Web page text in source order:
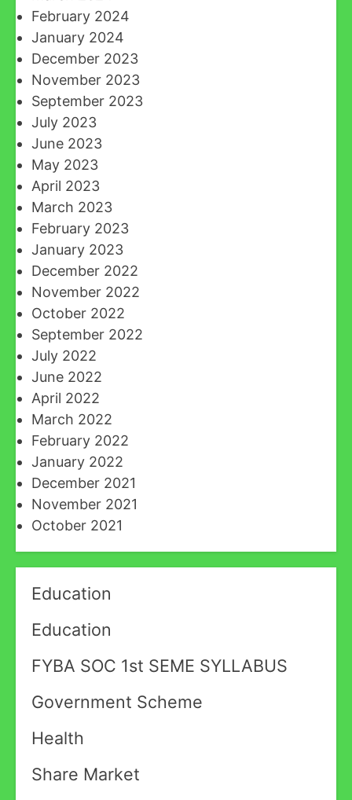
February 2024
January 2024
December 2023
November 2023
September 2023
July 2023
June 2023
May 2023
April 2023
March 2023
February 2023
January 2023
December 2022
November 2022
October 2022
September 2022
July 2022
June 2022
April 2022
March 2022
February 2022
January 2022
December 2021
November 2021
October 2021
Education
Education
FYBA SOC 1st SEME SYLLABUS
Government Scheme
Health
Share Market